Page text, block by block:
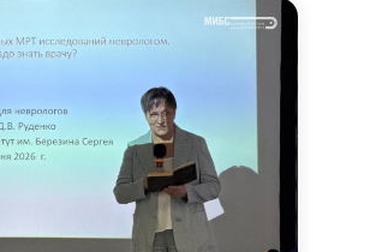
выразило не только
но и
и
организации.